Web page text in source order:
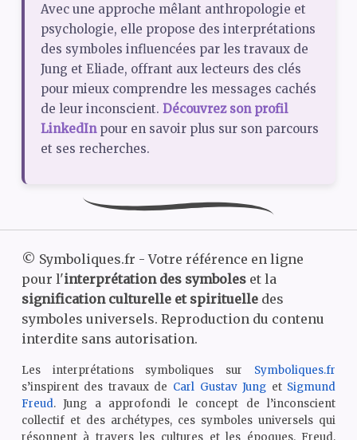
Avec une approche mêlant anthropologie et
psychologie, elle propose des interprétations
des symboles influencées par les travaux de
Jung et Eliade, offrant aux lecteurs des clés
pour mieux comprendre les messages cachés
de leur inconscient. Découvrez son profil
LinkedInpour en savoir plus sur son parcours
et ses recherches.
© Symboliques.fr - Votre référence en ligne
pour l'interprétation des symboleset la
signification culturelle et spirituelledes
symboles universels. Reproduction du contenu
interdite sans autorisation.
Les interprétations symboliques sur Symboliques.fr
s’inspirent des travaux de Carl Gustav Jung et Sigmund
Freud. Jung a approfondi le concept de l’inconscient
collectif et des archétypes, ces symboles universels qui
résonnent à travers les cultures et les époques. Freud,